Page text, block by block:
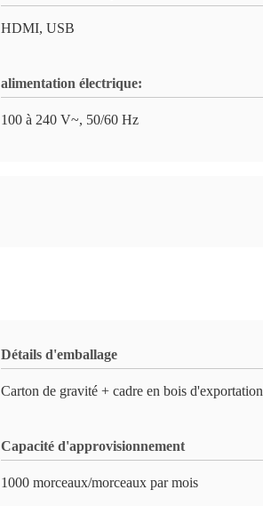
HDMI, USB
alimentation électrique:
100 à 240 V~, 50/60 Hz
Détails d'emballage
Carton de gravité + cadre en bois d'exportation
Capacité d'approvisionnement
1000 morceaux/morceaux par mois